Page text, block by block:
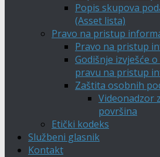
Popis skupova
(Asset lista)
Pravo na pristup
Pravo na pristup
Godišnje izvješće
pravu na pristup
Zaštita osobnih
Videonadzor
površina
Etički kodeks
Službeni glasnik
Kontakt